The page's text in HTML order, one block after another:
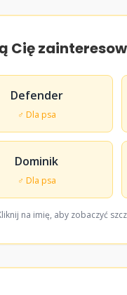
Cię
Defender
♂ Dla psa
Dominik
♂ Dla psa
na imię, aby zobaczyć